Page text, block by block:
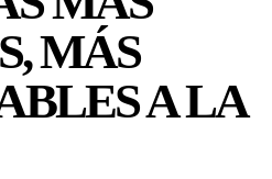
MÁS
A LA